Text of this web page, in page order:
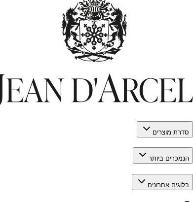
סדרת מוצרים
הנמכרים ביותר
בלוגים אחרונים